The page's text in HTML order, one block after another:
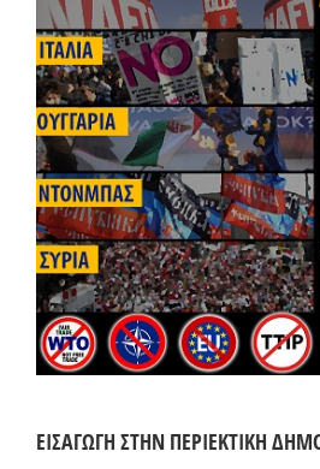
ΕΙΣΑΓΩΓΗ ΣΤΗΝ ΠΕΡΙΕΚΤΙΚΗ